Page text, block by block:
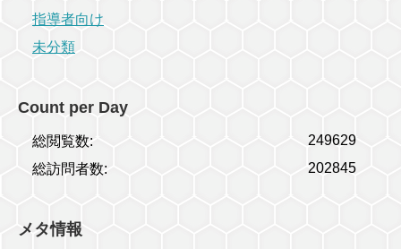
指導者向け
未分類
Count per Day
249629
総閲覧数:
202845
総訪問者数:
メタ情報